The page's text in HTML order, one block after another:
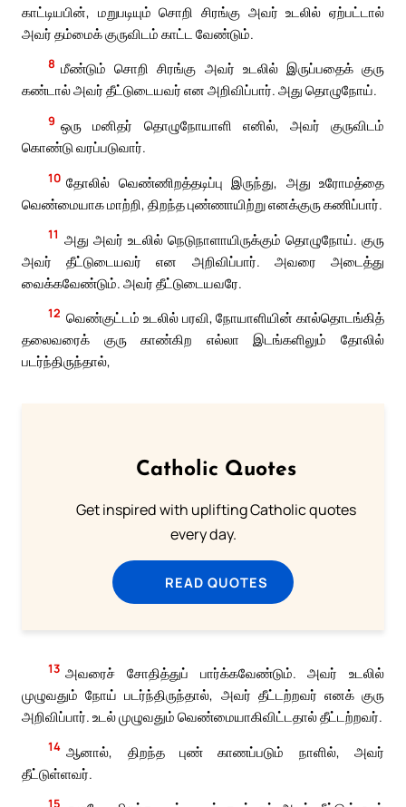
காட்டியபின், மறுபடியும் சொறி சிரங்கு அவர் உடலில் ஏற்பட்டால்
அவர் தம்மைக் குருவிடம் காட்ட வேண்டும்.
8 மீண்டும் சொறி சிரங்கு அவர் உடலில் இருப்பதைக் குரு
கண்டால் அவர் தீட்டுடையவர் என அறிவிப்பார். அது தொழுநோய்.
9 ஒரு மனிதர் தொழுநோயாளி எனில், அவர் குருவிடம்
கொண்டு வரப்படுவார்.
10 தோலில் வெண்ணிறத்தடிப்பு இருந்து, அது உரோமத்தை
வெண்மையாக மாற்றி, திறந்த புண்ணாயிற்று எனக்குரு கணிப்பார்.
11 அது அவர் உடலில் நெடுநாளாயிருக்கும் தொழுநோய். குரு
அவர் தீட்டுடையவர் என அறிவிப்பார். அவரை அடைத்து
வைக்கவேண்டும். அவர் தீட்டுடையவரே.
12 வெண்குட்டம் உடலில் பரவி, நோயாளியின் கால்தொடங்கித்
தலைவரைக் குரு காண்கிற எல்லா இடங்களிலும் தோலில்
படர்ந்திருந்தால்,
Catholic Quotes
Get inspired with uplifting Catholic quotes
every day.
READ QUOTES
13 அவரைச் சோதித்துப் பார்க்கவேண்டும். அவர் உடலில்
முழுவதும் நோய் படர்ந்திருந்தால், அவர் தீட்டற்றவர் எனக் குரு
அறிவிப்பார். உடல் முழுவதும் வெண்மையாகிவிட்டதால் தீட்டற்றவர்.
14 ஆனால், திறந்த புண் காணப்படும் நாளில், அவர்
தீட்டுள்ளவர்.
15